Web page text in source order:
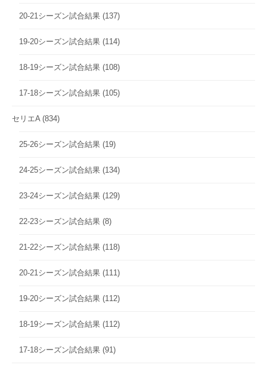
20-21シーズン試合結果 (137)
19-20シーズン試合結果 (114)
18-19シーズン試合結果 (108)
17-18シーズン試合結果 (105)
セリエA(834)
25-26シーズン試合結果 (19)
24-25シーズン試合結果 (134)
23-24シーズン試合結果 (129)
22-23シーズン試合結果 (8)
21-22シーズン試合結果 (118)
20-21シーズン試合結果 (111)
19-20シーズン試合結果 (112)
18-19シーズン試合結果 (112)
17-18シーズン試合結果 (91)